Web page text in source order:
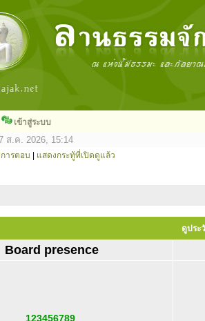
เข้าสู่ระบบ
ส.ค. 2026, 15:14
ารตอบ แสดงกระทู้ที่เปิดดูแล้ว
ดูประ
Board presence
123456789